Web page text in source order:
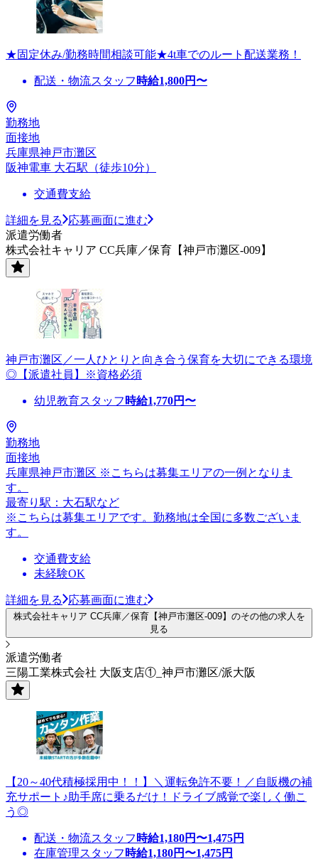
★固定休み/勤務時間相談可能★4t車でのルート配送業務！
配送・物流スタッフ 時給1,800円〜
勤務地
面接地
兵庫県神戸市灘区
阪神電車 大石駅（徒歩10分）
交通費支給
詳細を見る
応募画面に進む
派遣労働者
株式会社キャリア CC兵庫／保育【神戸市灘区-009】
神戸市灘区／一人ひとりと向き合う保育を大切にできる環境
◎【派遣社員】※資格必須
幼児教育スタッフ 時給1,770円〜
勤務地
面接地
兵庫県神戸市灘区 ※こちらは募集エリアの一例となりま
す。
最寄り駅：大石駅など
※こちらは募集エリアです。勤務地は全国に多数ございま
す。
交通費支給
未経験OK
詳細を見る 応募画面に進む
株式会社キャリア CC兵庫／保育【神戸市灘区-009】のその他の求人を
見る
派遣労働者
三陽工業株式会社 大阪支店①_神戸市灘区/派大阪
【20～40代積極採用中！！】＼運転免許不要！／自販機の補
充サポート♪助手席に乗るだけ！ドライブ感覚で楽しく働こ
う◎
配送・物流スタッフ 時給1,180円〜1,475円
在庫管理スタッフ 時給1,180円〜1,475円